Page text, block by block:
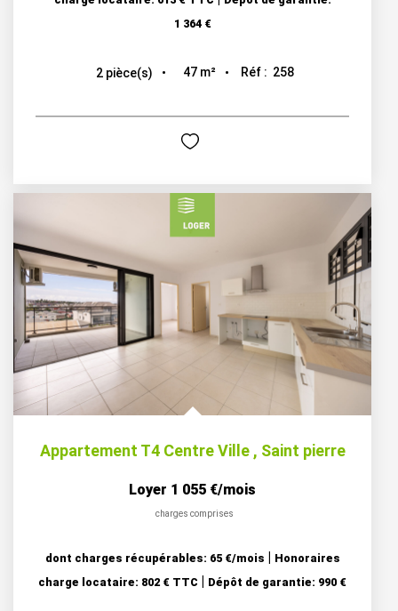
1 364 €
2 pièce(s) 47 m² Réf : 258
Appartement T4 Centre Ville , Saint pierre
Loyer 1 055 €/mois
charges comprises
dont charges récupérables: 65 €/mois | Honoraires
charge locataire: 802 € TTC | Dépôt de garantie: 990 €